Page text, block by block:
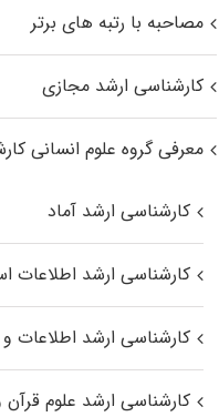
مصاحبه با رتبه های برتر
کارشناسی ارشد مجازی
معرفی گروه علوم انسانی
کارشناسی ارشد آماد
کارشناسی ارشد اطلاعات
کارشناسی ارشد اطلاعات
کارشناسی ارشد علوم